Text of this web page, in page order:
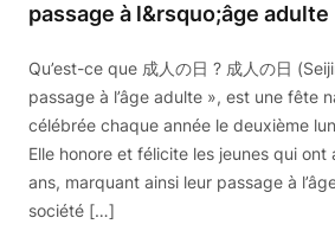
passage à l&rsquo;âge adulte
Qu’est-ce que 成人の日 ? 成人の日
passage à l’âge adulte », est une fête
célébrée chaque année le deuxième
Elle honore et félicite les jeunes qui ont
ans, marquant ainsi leur passage à
société […]